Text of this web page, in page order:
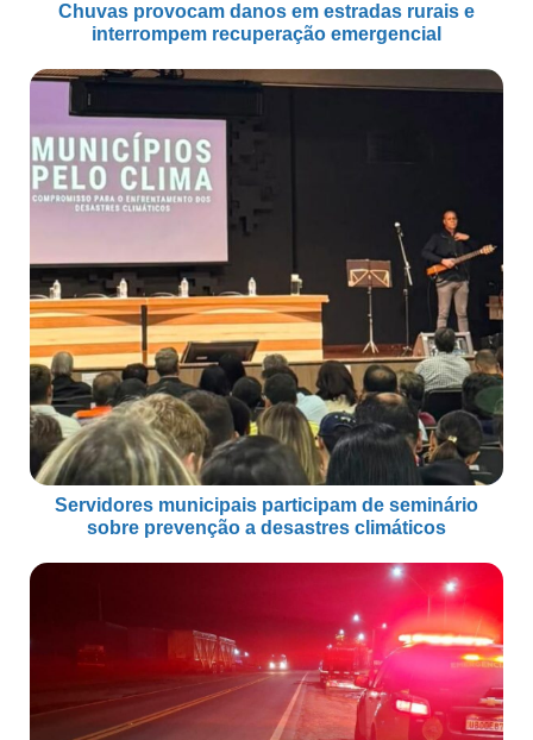
Chuvas provocam danos em estradas rurais e
interrompem recuperação emergencial
Servidores municipais participam de seminário
sobre prevenção a desastres climáticos